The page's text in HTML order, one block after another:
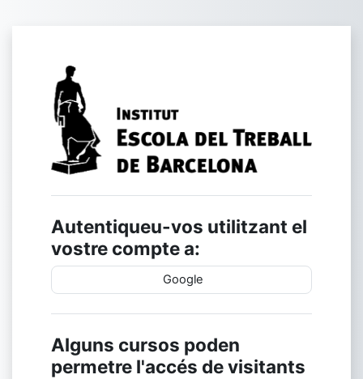
Autentiqueu-vos utilitzant el
vostre compte a:
Google
Alguns cursos poden
permetre l'accés de visitants